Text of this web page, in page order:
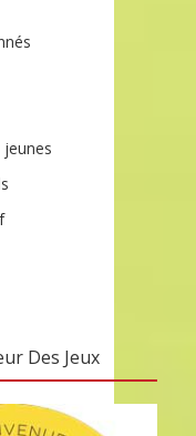
jeunes
Des Jeux